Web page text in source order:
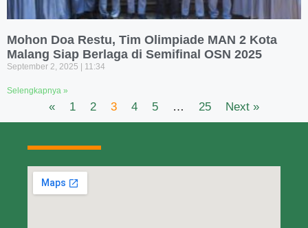
Mohon Doa Restu, Tim Olimpiade MAN 2 Kota
Malang Siap Berlaga di Semifinal OSN 2025
September 2, 2025 11:34
Selengkapnya »
« 1 2 3 4 5 … 25 Next »